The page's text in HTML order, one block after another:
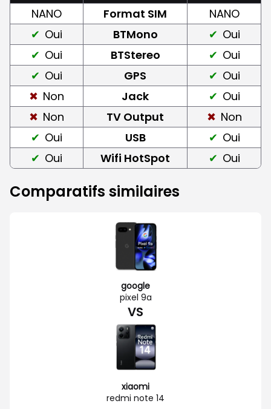
NANO Format SIM
NANO
Oui
BTMono
Oui
Oui
BTStereo
Oui
Oui
GPS
Oui
Non
Jack
Oui
Non
TV Output
Non
Oui
USB
Oui
Oui
Wifi HotSpot Oui
Comparatifs similaires
google
pixel 9a
VS
xiaomi
redmi note 14